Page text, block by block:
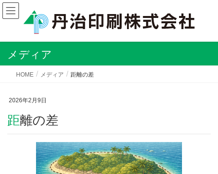
メディア
HOME メディア 距離の差
2026年2月9日
距離の差